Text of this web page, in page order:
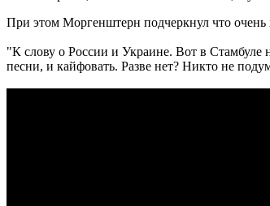
При этом Моргенштерн подчеркнул что очень
"К слову о России и Украине. Вот в Стамбуле
песни, и кайфовать. Разве нет? Никто не